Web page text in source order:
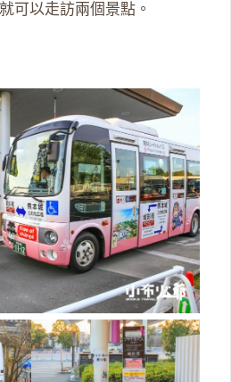
可以走訪兩個景點。